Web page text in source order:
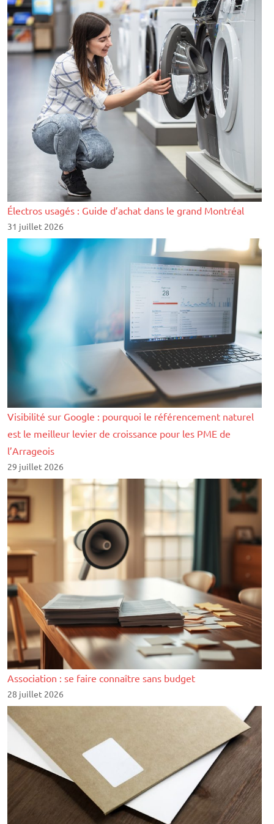
Électros usagés : Guide d’achat dans le grand Montréal
31 juillet 2026
Visibilité sur Google : pourquoi le référencement naturel
est le meilleur levier de croissance pour les PME de
l’Arrageois
29 juillet 2026
Association : se faire connaître sans budget
28 juillet 2026